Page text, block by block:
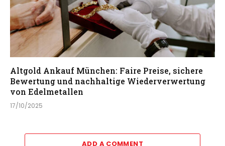
Altgold Ankauf München: Faire Preise, sichere
Bewertung und nachhaltige Wiederverwertung
von Edelmetallen
17/10/2025
ADD A COMMENT